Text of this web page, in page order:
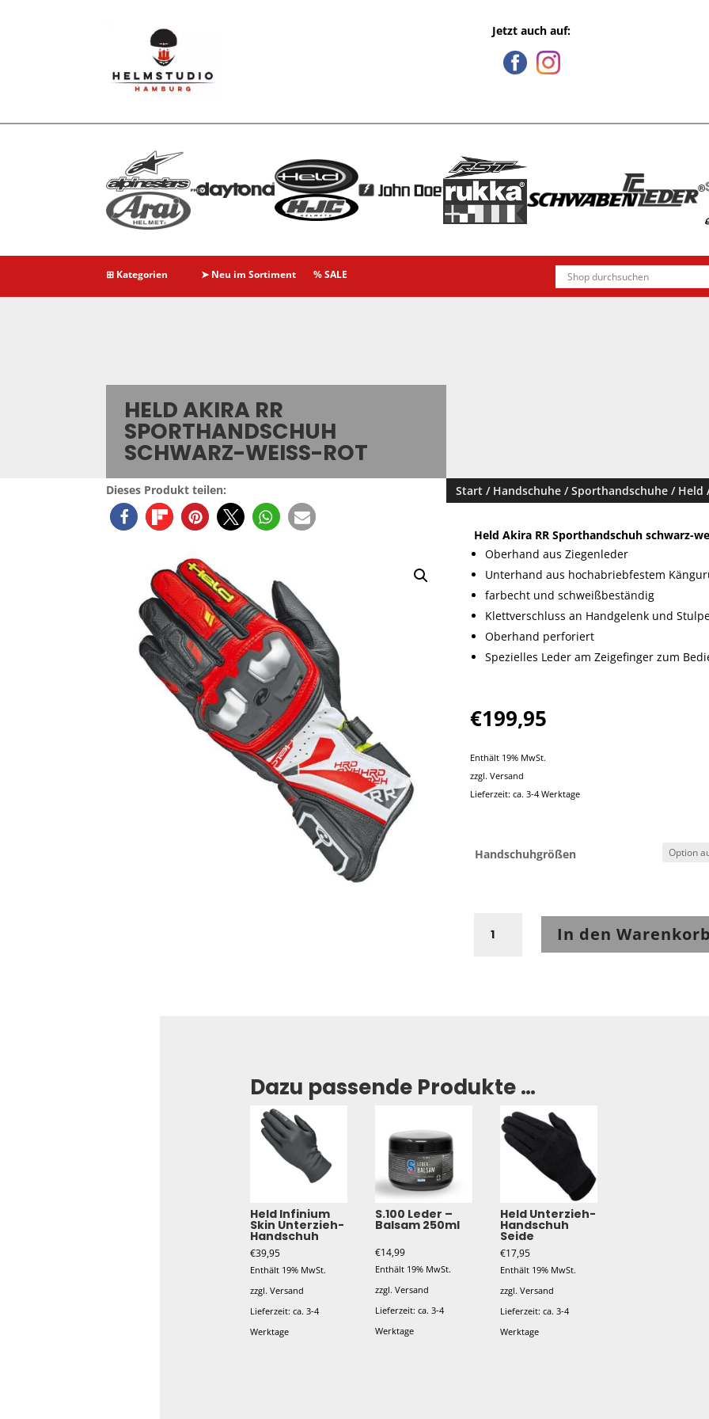
Jetzt auch auf:
⊞ Kategorien ➤ Neu im Sortiment % SALE
HELD AKIRA RR
SPORTHANDSCHUH
SCHWARZ-WEISS-ROT
Dieses Produkt teilen: Start / Handschuhe /Sporthandschuhe / Held
Held Akira RR Sporthandschuh schwarz-
Oberhand aus Ziegenleder
Unterhand aus hochabriebfestem
farbecht und schweißbeständig
Klettverschluss an Handgelenk und
Oberhand perforiert
Spezielles Leder am Zeigefinger zum
€199,95
Enthält 19% MwSt.
zzgl.Versand
Lieferzeit: ca. 3-4 Werktage
Handschuhgrößen
Akira
In den
Dazu passende Produkte …
Held Infinium
Skin Unterzieh-
Handschuh
€39,95
Enthält 19% MwSt.
zzgl. Versand
Lieferzeit: ca. 3-4
Werktage
S.100 Leder –
Balsam 250ml
€14,99
Enthält 19% MwSt.
zzgl. Versand
Lieferzeit: ca. 3-4
Werktage
Held Unterzieh-
Handschuh
Seide
€17,95
Enthält 19% MwSt.
zzgl.Versand
Lieferzeit: ca. 3-4
Werktage